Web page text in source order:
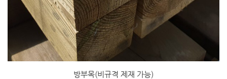
방부목(비규격 제재 가능)